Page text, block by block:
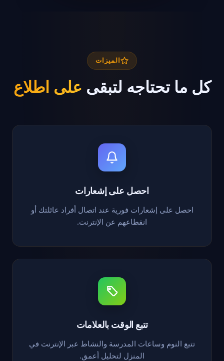
الميزات
كل ما تحتاجه لتبقى على اطلاع
احصل على إشعارات
احصل على إشعارات فورية عند اتصال أفراد عائلتك أو
انقطاعهم عن الإنترنت.
تتبع الوقت بالعلامات
تتبع النوم وساعات المدرسة والنشاط عبر الإنترنت في
المنزل لتحليل أعمق.